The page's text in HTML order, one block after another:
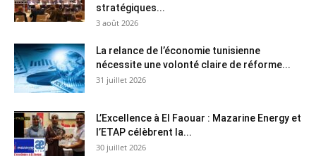
stratégiques...
3 août 2026
La relance de l’économie tunisienne
nécessite une volonté claire de réforme...
31 juillet 2026
L’Excellence à El Faouar : Mazarine Energy et
l’ETAP célèbrent la...
30 juillet 2026